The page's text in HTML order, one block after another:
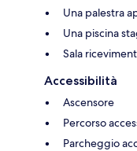
Una palestra
Una piscina
Sala
Accessibilità
Ascensore
Percorso
Parcheggio